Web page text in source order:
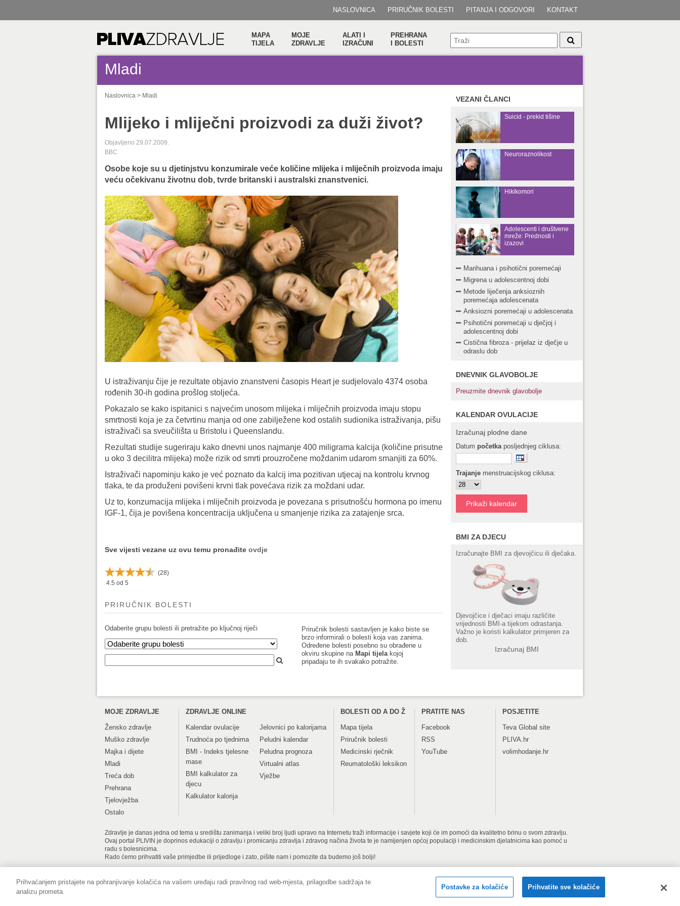
NASLOVNICA PRIRUČNIK BOLESTI PITANJA I ODGOVORI KONTAKT
MAPA
TIJELA
MOJE
ZDRAVLJE
ALATI I
IZRAČUNI
PREHRANA
I BOLESTI
Mladi
Naslovnica > Mladi
Mlijeko i mliječni proizvodi za duži život?
Objavljeno 29.07.2009.
BBC
Osobe koje su u djetinjstvu konzumirale veće količine mlijeka i mliječnih proizvoda imaju
veću očekivanu životnu dob, tvrde britanski i australski znanstvenici.
U istraživanju čije je rezultate objavio znanstveni časopis Heart je sudjelovalo 4374 osoba
rođenih 30-ih godina prošlog stoljeća.
Pokazalo se kako ispitanici s najvećim unosom mlijeka i mliječnih proizvoda imaju stopu
smrtnosti koja je za četvrtinu manja od one zabilježene kod ostalih sudionika istraživanja, pišu
istraživači sa sveučilišta u Bristolu i Queenslandu.
Rezultati studije sugeriraju kako dnevni unos najmanje 400 miligrama kalcija (količine prisutne
u oko 3 decilitra mlijeka) može rizik od smrti prouzročene moždanim udarom smanjiti za 60%.
Istraživači napominju kako je već poznato da kalcij ima pozitivan utjecaj na kontrolu krvnog
tlaka, te da produženi povišeni krvni tlak povećava rizik za moždani udar.
Uz to, konzumacija mlijeka i mliječnih proizvoda je povezana s prisutnošću hormona po imenu
IGF-1, čija je povišena koncentracija uključena u smanjenje rizika za zatajenje srca.
Sve vijesti vezane uz ovu temu pronađite ovdje
(28)
4.5 od 5
PRIRUČNIK BOLESTI
Odaberite grupu bolesti ili pretražite po ključnoj riječi
Priručnik bolesti sastavljen je kako biste se
brzo informirali o bolesti koja vas zanima.
Određene bolesti posebno su obrađene u
okviru skupine na Mapi tijelakojoj
pripadaju te ih svakako potražite.
VEZANI ČLANCI
Suicid - prekid tišine
Neuroraznolikost
Hikikomori
Adolescenti i društvene
mreže: Prednosti i
izazovi
Marihuana i psihotični poremećaji
Migrena u adolescentnoj dobi
Metode liječenja anksioznih
poremećaja adolescenata
Anksiozni poremećaji u adolescenata
Psihotični poremećaji u dječjoj i
adolescentnoj dobi
Cistična fibroza - prijelaz iz dječje u
odraslu dob
DNEVNIK GLAVOBOLJE
Preuzmite dnevnik glavobolje
KALENDAR OVULACIJE
Izračunaj plodne dane
Datum početkaposljednjeg ciklusa:
Trajanje menstruacijskog ciklusa:
BMI ZA DJECU
Izračunajte BMI za djevojčicu ili dječaka.
Djevojčice i dječaci imaju različite
vrijednosti BMI-a tijekom odrastanja.
Važno je koristi kalkulator primjeren za
dob.
Izračunaj BMI
MOJE ZDRAVLJE
Žensko zdravlje
Muško zdravlje
Majka i dijete
Mladi
Treća dob
Prehrana
Tjelovježba
Ostalo
ZDRAVLJE ONLINE
Kalendar ovulacije
Trudnoća po tjednima
BMI - Indeks tjelesne
mase
BMI kalkulator za
djecu
Kalkulator kalorija
Jelovnici po kalorijama
Peludni kalendar
Peludna prognoza
Virtualni atlas
Vježbe
BOLESTI OD A DO Ž
Mapa tijela
Priručnik bolesti
Medicinski rječnik
Reumatološki leksikon
PRATITE NAS
Facebook
RSS
YouTube
POSJETITE
TevaGlobal site
PLIVA.hr
volimhodanje.hr
Zdravlje je danas jedna od tema u središtu zanimanja i veliki broj ljudi upravo na Internetu traži informacije i savjete koji će im pomoći da kvalitetno brinu o svom zdravlju.
Ovaj portal PLIVIN je doprinos edukaciji o zdravlju i promicanju zdravlja i zdravog načina života te je namijenjen općoj populaciji i medicinskim djelatnicima kao pomoć u
radu s bolesnicima.
Rado ćemo prihvatiti vaše primjedbe ili prijedloge i zato, pišite nam i pomozite da budemo još bolji!
Impressum Pravne informacije Zaštita privatnosti i kolačići Kontakt obrazac Copyright © 2001-2026 PLIVAzdravlje. Sva prava pridržana.
Prihvaćanjem pristajete na pohranjivanje kolačića na vašem uređaju radi pravilnog rad web-mjesta, prilagodbe sadržaja te
analizu prometa.
Postavke za kolačiće Prihvatite sve kolačiće